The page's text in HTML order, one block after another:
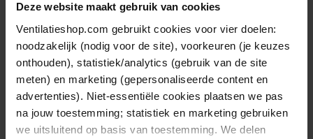
Deze website maakt gebruik van cookies
Ventilatieshop.com gebruikt cookies voor vier doelen:
noodzakelijk (nodig voor de site), voorkeuren (je keuzes
onthouden), statistiek/analytics (gebruik van de site
meten) en marketing (gepersonaliseerde content en
advertenties). Niet-essentiële cookies plaatsen we pas
na jouw toestemming; statistiek en marketing gebruiken
we uitsluitend op basis van toestemming. We delen
Twee (spiro)buizen met elkaar
verbinden
Luchtdichtheidsklasse C
Schuift direct in de buis
Gegalvaniseerd staal
Op werkdagen voor 16:30 besteld,morgenbezorgd